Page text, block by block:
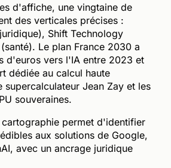
d'affiche, une vingtaine de
des verticales précises :
Shift Technology
Le plan France 2030 a
d'euros vers l'IA entre 2023 et
dédiée au calcul haute
supercalculateur Jean Zay et les
souveraines.
cartographie permet d'identifier
aux solutions de Google,
avec un ancrage juridique